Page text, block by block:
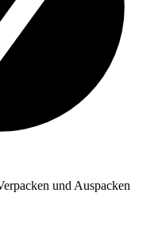
und Auspacken